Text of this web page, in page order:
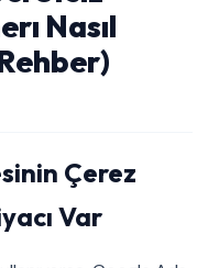
Nasıl
Çerez
Var